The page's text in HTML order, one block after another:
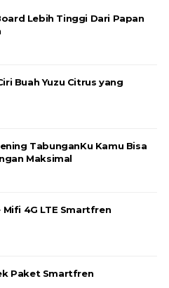
Lebih Tinggi Dari Papan
Buah Yuzu Citrus yang
TabunganKu Kamu Bisa
Maksimal
Mifi 4G LTE Smartfren
Paket Smartfren